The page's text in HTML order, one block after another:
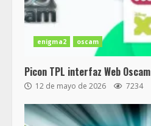
enigma2 oscam
Picon TPL interfaz Web Oscam
12 de mayo de 2026 7234